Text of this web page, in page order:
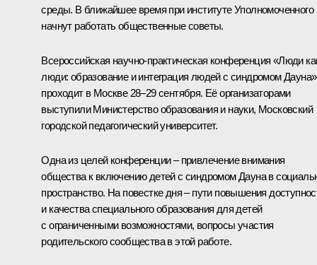
среды. В ближайшее время при институте Уполномоченного
начнут работать общественные советы.
Всероссийская научно-практическая конференция «Люди
люди: образование и интеграция людей с синдромом Дауна»
проходит в Москве 28–29 сентября. Её организаторами
выступили Министерство образования и науки, Московский
городской педагогический университет.
Одна из целей конференции – привлечение внимания
общества к включению детей с синдромом Дауна в
пространство. На повестке дня – пути повышения
и качества специального образования для детей
с ограниченными возможностями, вопросы участия
родительского сообщества в этой работе.